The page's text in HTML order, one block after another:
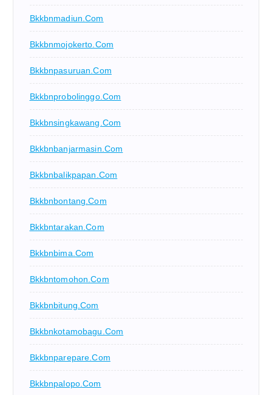
Bkkbnmadiun.com
Bkkbnmojokerto.com
Bkkbnpasuruan.com
Bkkbnprobolinggo.com
Bkkbnsingkawang.com
Bkkbnbanjarmasin.com
Bkkbnbalikpapan.com
Bkkbnbontang.com
Bkkbntarakan.com
Bkkbnbima.com
Bkkbntomohon.com
Bkkbnbitung.com
Bkkbnkotamobagu.com
Bkkbnparepare.com
Bkkbnpalopo.com